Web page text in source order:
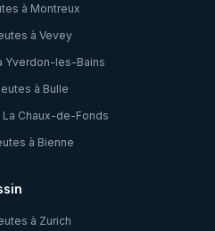
à Montreux
à Vevey
Yverdon-les-Bains
à Bulle
La Chaux-de-Fonds
à Bienne
à Zurich